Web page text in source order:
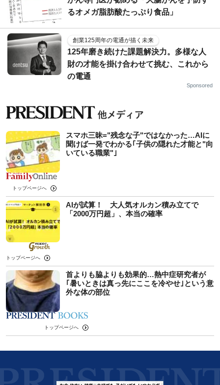
るオメガ脂肪酸たっぷり食品」
創業125周年の電通が描く未来
125年磨き続けた課題解決力。多様な人
財の才能を掛け合わせて挑む、これから
の電通
Sponsored
スマホ三昧="残念な子"ではなかった…AIに
聞けば一発でわかる｢子供の隠れた才能と"向
いている職業"｣
トップページへ
AIが試算！ 大人気オルカン積み立てで
「2000万円超」、本当の確率
トップページへ
首よりも脇よりも効果的…熱中症研究者が
｢暑いときは真っ先にここを冷やせ｣という意
外な体の部位
トップページへ